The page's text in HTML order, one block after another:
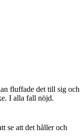
fluffade det till sig och
I alla fall nöjd.
se att det håller och